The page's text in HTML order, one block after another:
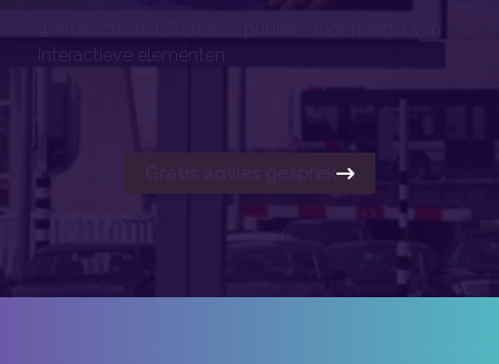
interactieve elementen.
Gratis advies gesprek